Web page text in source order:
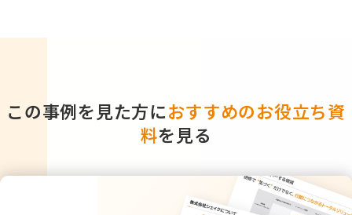
この事例を見た方におすすめのお役立ち資
料を見る